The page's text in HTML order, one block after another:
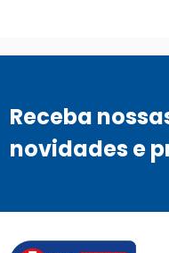
Receba
novidades e